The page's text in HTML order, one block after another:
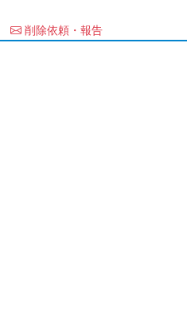
削除依頼・報告